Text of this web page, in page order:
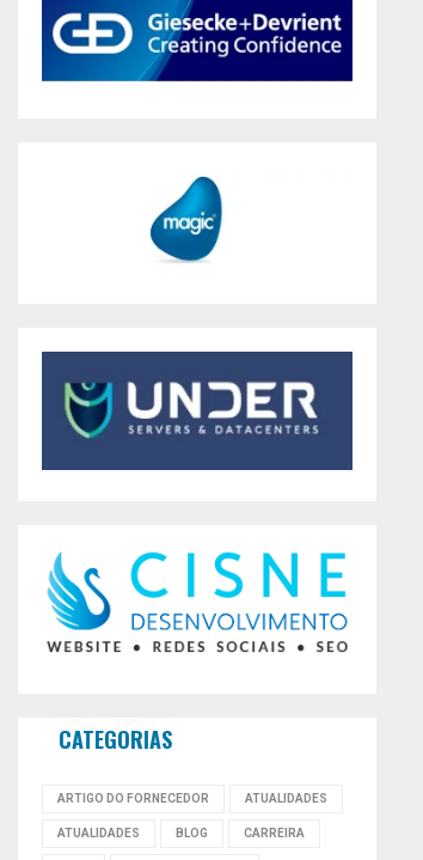
CATEGORIAS
ARTIGO DO FORNECEDOR ATUALIDADES
ATUALIDADES BLOG CARREIRA